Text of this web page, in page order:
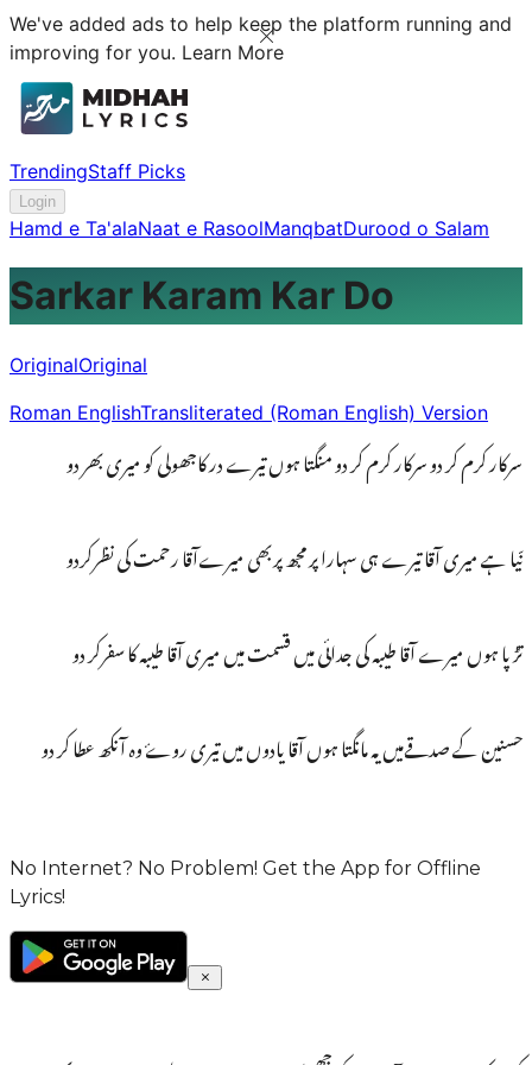
We've added ads to help keep the platform running and
improving for you. Learn More
TrendingStaff Picks
Login
Hamd e Ta'alaNaat e RasoolManqbatDurood o Salam
Sarkar Karam Kar Do
OriginalOriginal
Roman EnglishTransliterated (Roman English) Version
سرکار کرم کر دو سرکار کرم کر دو منگتا ہوں تیرے در کاجھولی کو میری بھر دو
نّیا ہے میری آقا تیرے ہی سہارا پر مجھ پربھی میرےآقا رحمت کی نظرکردو
تڑپا ہوں میرے آقا طیبہ کی جدائی میں قسمت میں میری آقا طیبہ کا سفرکر دو
حسنین کے صدقےمیں یہ مانگتا ہوں آقا یادوں میں تیری روۓ وہ آنکھ عطا کر دو
No Internet? No Problem! Get the App for Offline
Lyrics!